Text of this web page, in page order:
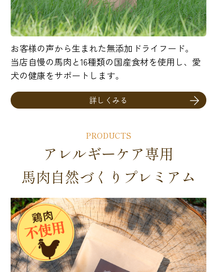
お客様の声から生まれた無添加ドライフード。
当店自慢の馬肉と16種類の国産食材を使用し、愛
犬の健康をサポートします。
詳しくみる
PRODUCTS
アレルギーケア専用
馬肉自然づくりプレミアム